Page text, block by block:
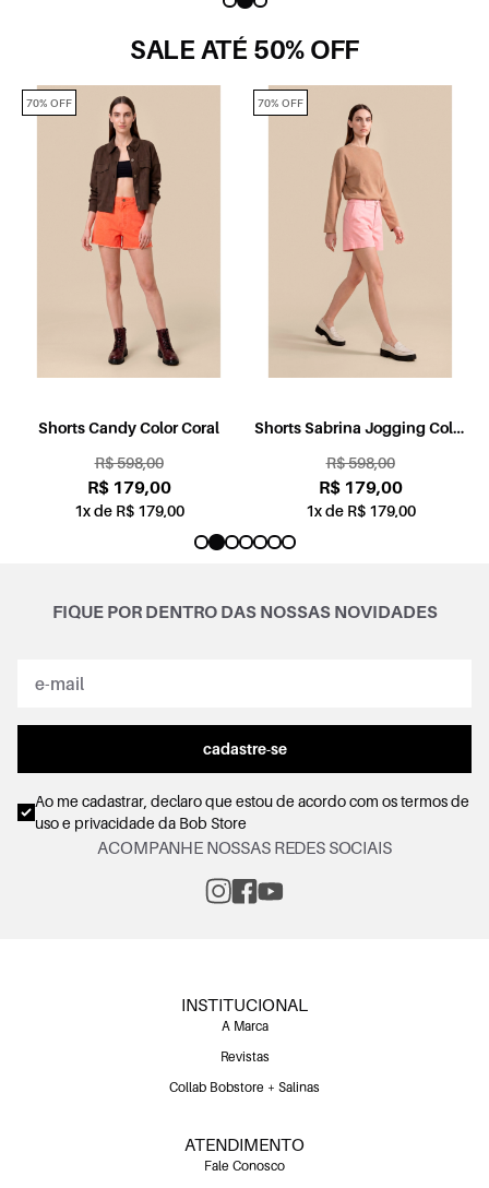
SALE ATÉ 50% OFF
Shorts Candy Color Coral
R$ 598,00
R$ 179,00
1x de R$ 179,00
70% OFF
Shorts Sabrina Jogging Color
R$ 598,00
R$ 179,00
1x de R$ 179,00
70% OFF
FIQUE POR DENTRO DAS NOSSAS NOVIDADES
cadastre-se
Ao me cadastrar, declaro que estou de acordo com ostermos de
uso e privacidadeda Bob Store
ACOMPANHE NOSSAS REDES SOCIAIS
INSTITUCIONAL
A Marca
Revistas
Collab Bobstore + Salinas
ATENDIMENTO
Fale Conosco